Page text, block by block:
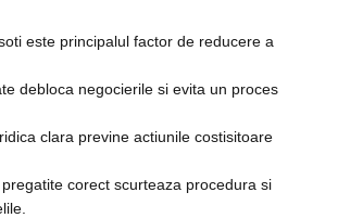
este principalul factor de reducere a
debloca negocierile si evita un proces
clara previne actiunile costisitoare
corect scurteaza procedura si